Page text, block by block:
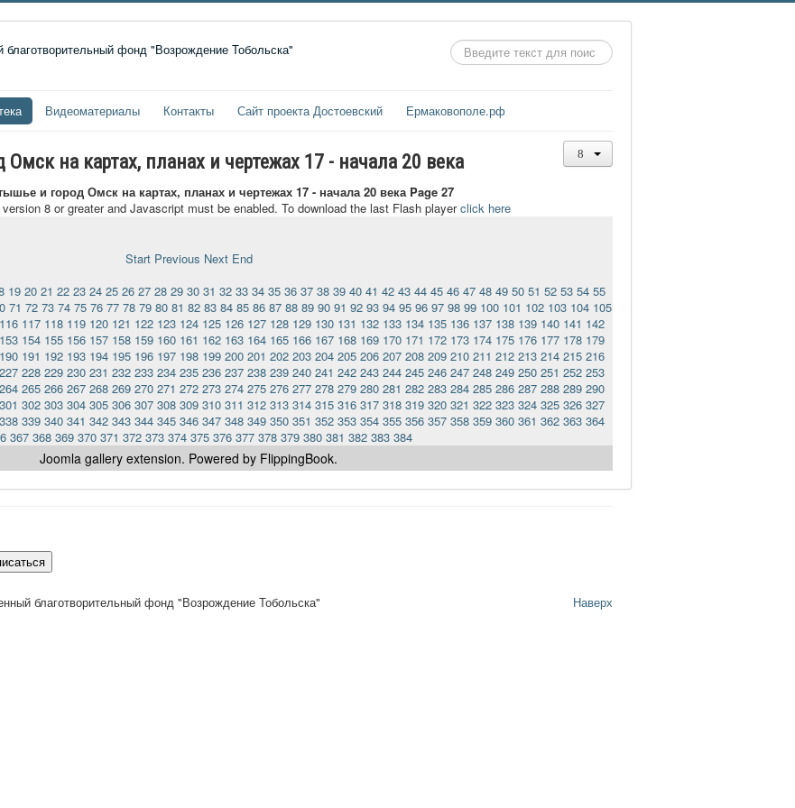
Искать...
Видеоматериалы Контакты Сайт проекта Достоевский Ермаковополе.рф
на картах, планах и чертежах 17 - начала 20 века
и город Омск на картах, планах и чертежах 17 - начала 20 века Page 27
8 or greater and Javascript must be enabled. To download the last Flash playerclick here
Start Previous Next End
19 20 21 22 23 24 25 26 27 28 29 30 31 32 33 34 35 36 37 38 39 40 41 42 43 44 45 46 47 48 49 50 51 52 53 54 55
71 72 73 74 75 76 77 78 79 80 81 82 83 84 85 86 87 88 89 90 91 92 93 94 95 96 97 98 99 100 101 102 103 104 105
116 117 118 119 120 121 122 123 124 125 126 127 128 129 130 131 132 133 134 135 136 137 138 139 140 141 142
153 154 155 156 157 158 159 160 161 162 163 164 165 166 167 168 169 170 171 172 173 174 175 176 177 178 179
190 191 192 193 194 195 196 197 198 199 200 201 202 203 204 205 206 207 208 209 210 211 212 213 214 215 216
227 228 229 230 231 232 233 234 235 236 237 238 239 240 241 242 243 244 245 246 247 248 249 250 251 252 253
264 265 266 267 268 269 270 271 272 273 274 275 276 277 278 279 280 281 282 283 284 285 286 287 288 289 290
301 302 303 304 305 306 307 308 309 310 311 312 313 314 315 316 317 318 319 320 321 322 323 324 325 326 327
338 339 340 341 342 343 344 345 346 347 348 349 350 351 352 353 354 355 356 357 358 359 360 361 362 363 364
367 368 369 370 371 372 373 374 375 376 377 378 379 380 381 382 383 384
Joomla gallery extension. Powered by FlippingBook.
Наверх
благотворительный фонд "Возрождение Тобольска"